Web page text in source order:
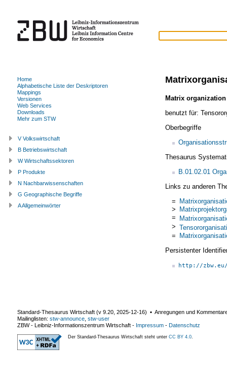
Matrix organization
benutzt für:
Oberbegriffe
Thesaurus
B.01.02.01
Links zu anderen
=
>
=
>
=
Persistenter
http://
Home
Alphabetische Liste der Deskriptoren
Mappings
Versionen
Web Services
Downloads
Mehr zum STW
V Volkswirtschaft
B Betriebswirtschaft
W Wirtschaftssektoren
P Produkte
N Nachbarwissenschaften
G Geographische Begriffe
A Allgemeinwörter
Standard-Thesaurus Wirtschaft (v 9.20 2025-12-16) ▪ Anregungen und
Mailinglisten: stw-announce stw-user
ZBW - Leibniz-Informationszentrum Wirtschaft - Impressum - Datenschutz
Der Standard-Thesaurus Wirtschaft steht unter CC BY 4.0